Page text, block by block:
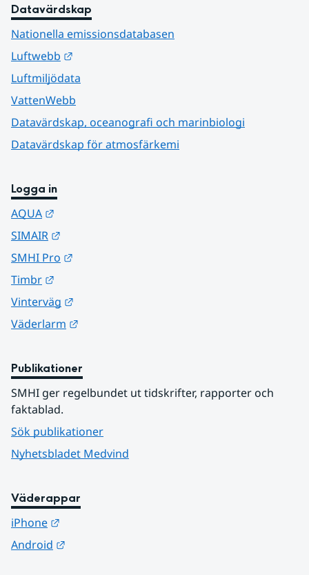
Datavärdskap
Nationella emissionsdatabasen
Luftwebb
Luftmiljödata
VattenWebb
Datavärdskap, oceanografi och marinbiologi
Datavärdskap för atmosfärkemi
Logga in
AQUA
SIMAIR
SMHI Pro
Timbr
Vinterväg
Väderlarm
Publikationer
SMHI ger regelbundet ut tidskrifter, rapporter och
faktablad.
Sök publikationer
Nyhetsbladet Medvind
Väderappar
iPhone
Android